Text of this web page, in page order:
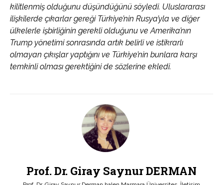
kilitlenmiş olduğunu düşündüğünü söyledi. Uluslararası
ilişkilerde çıkarlar gereği Türkiye’nin Rusya’yla ve diğer
ülkelerle işbirliğinin gerekli olduğunu ve Amerika’nın
Trump yönetimi sonrasında artık belirli ve istikrarlı
olmayan çıkışlar yaptığını ve Türkiye’nin bunlara karşı
temkinli olması gerektiğini de sözlerine ekledi.
Prof. Dr. Giray Saynur DERMAN